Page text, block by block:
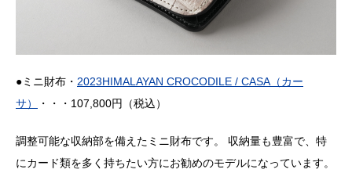
●ミニ財布・ 2023HIMALAYAN CROCODILE / CASA（カー
サ）
・・・107,800円（税込）
調整可能な収納部を備えたミニ財布です。 収納量も豊富で、特
にカード類を多く持ちたい方にお勧めのモデルになっています。